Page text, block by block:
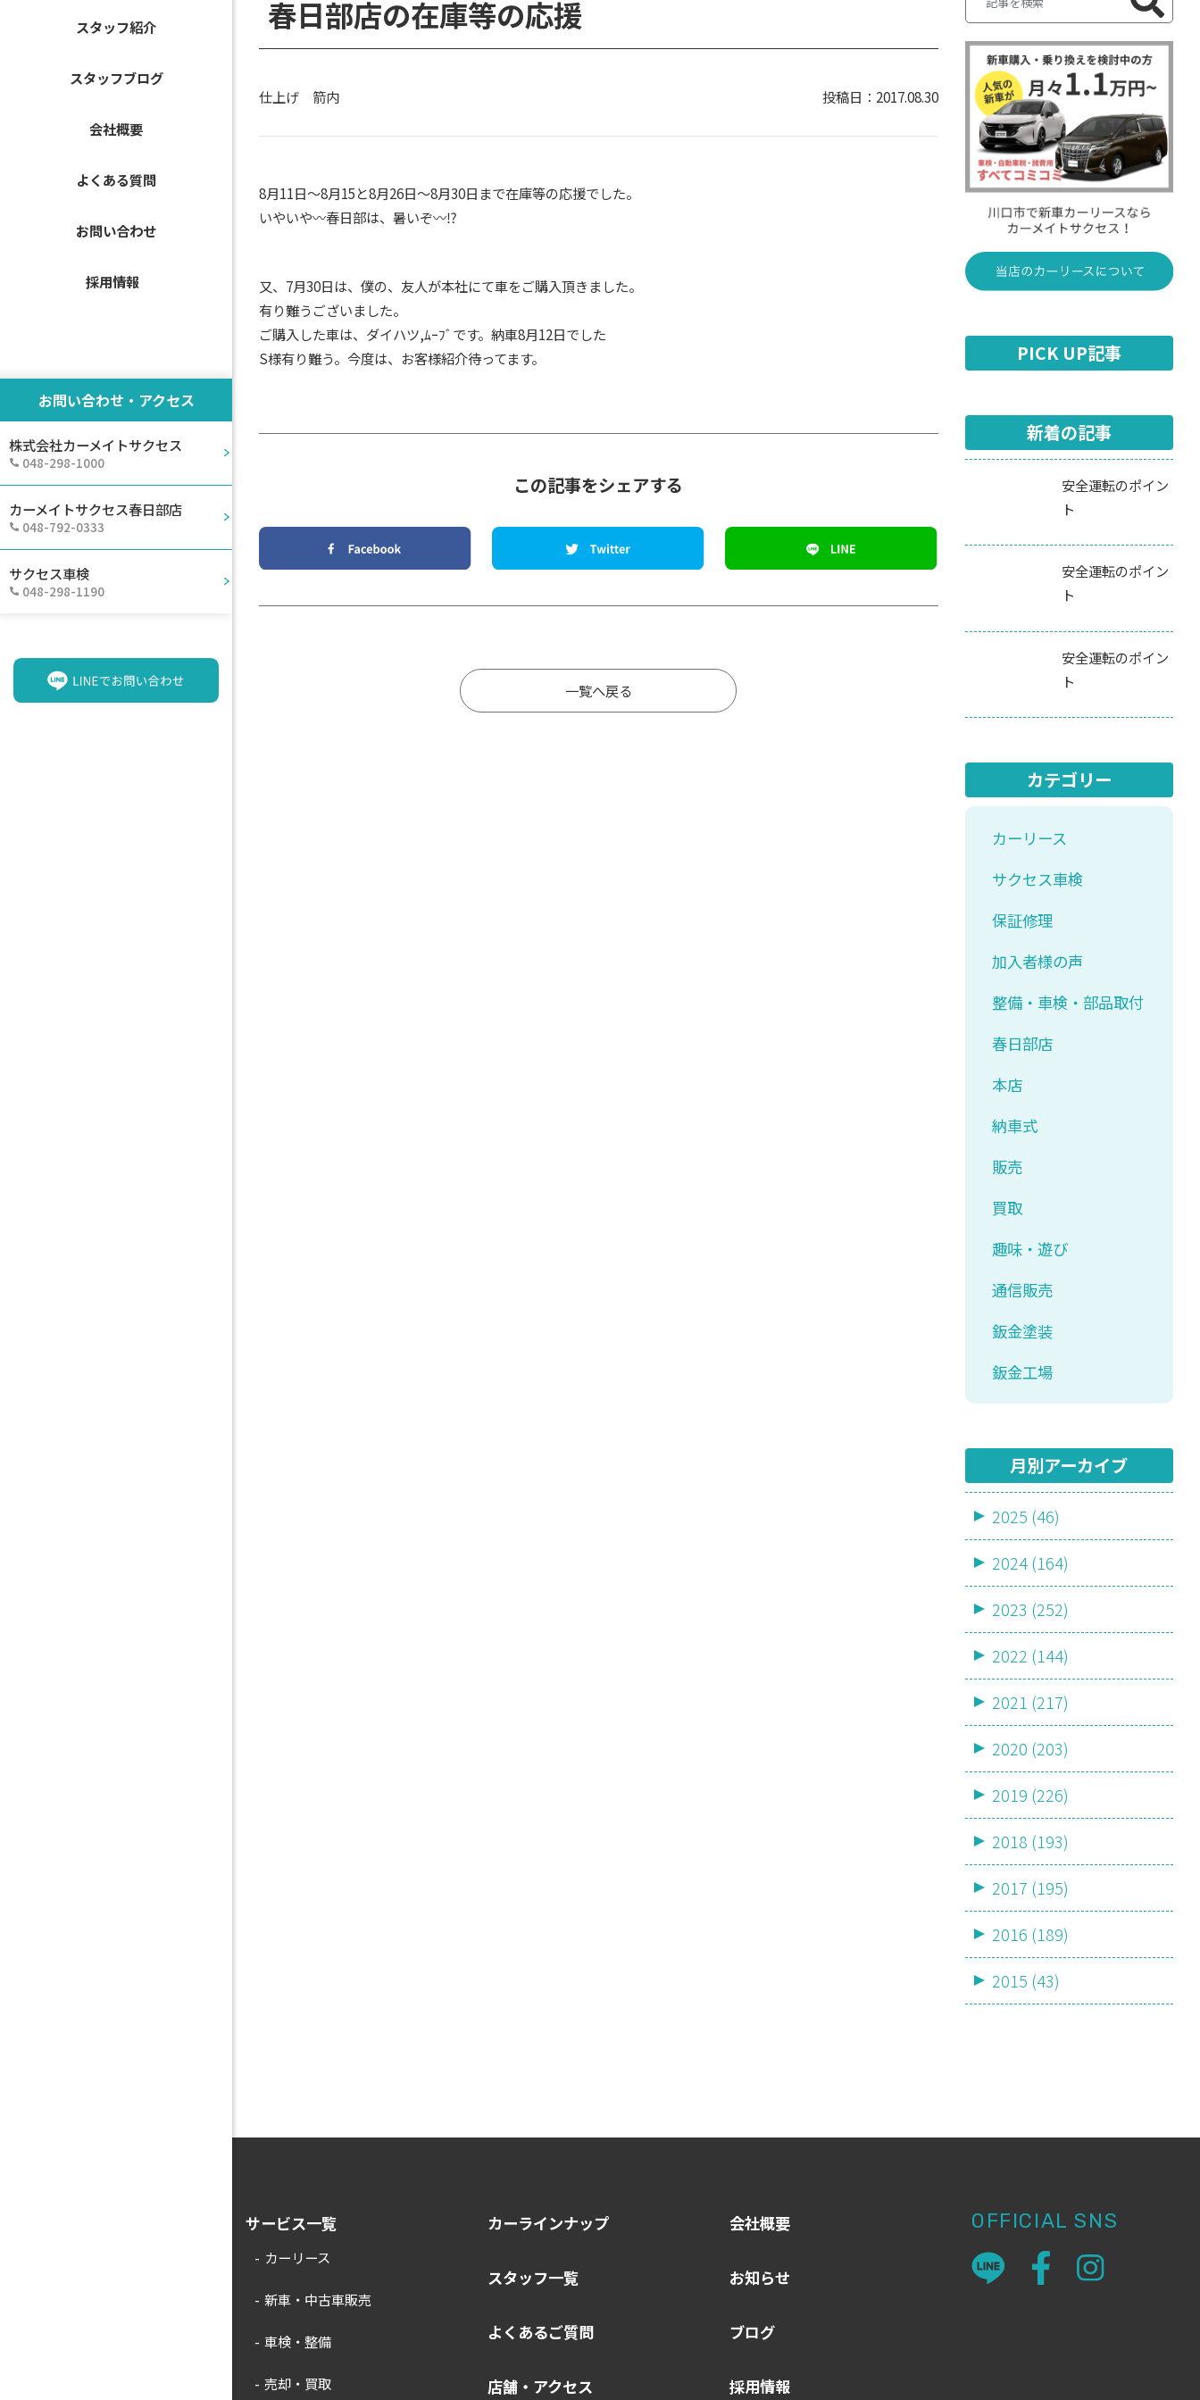
スタッフ紹介
スタッフブログ
会社概要
よくある質問
お問い合わせ
採用情報
お問い合わせ・アクセス
株式会社カーメイトサクセス
048-298-1000
カーメイトサクセス春日部店
048-792-0333
サクセス車検
048-298-1190
春日部店の在庫等の応援
仕上げ 箭内 2017.08.30
8月11日～8月15と8月26日～8月30日まで在庫等の応援でした。
いやいや〰春日部は、暑いぞ〰⁉
又、7月30日は、僕の、友人が本社にて車をご購入頂きました。
有り難うございました。
ご購入した車は、ダイハツ,ﾑｰﾌﾞです。納車8月12日でした
S様有り難う。今度は、お客様紹介待ってます。
この記事をシェアする
一覧へ戻る
PICK UP記事
新着の記事
安全運転のポイン
ト
安全運転のポイン
ト
安全運転のポイン
ト
カテゴリー
カーリース
サクセス車検
保証修理
加入者様の声
整備・車検・部品取付
春日部店
本店
納車式
販売
買取
趣味・遊び
通信販売
鈑金塗装
鈑金工場
月別アーカイブ
2025 (46)
2024 (164)
2023 (252)
2022 (144)
2021 (217)
2020 (203)
2019 (226)
2018 (193)
2017 (195)
2016 (189)
2015 (43)
サービス一覧
カーリース
新車・中古車販売
車検・整備
売却・買取
カーラインナップ
スタッフ一覧
よくあるご質問
店舗・アクセス
会社概要
お知らせ
ブログ
採用情報
OFFICIAL SNS